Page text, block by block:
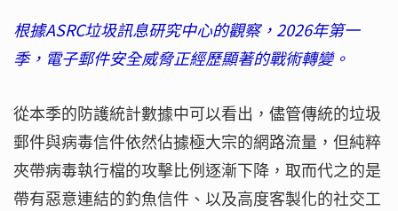
根據ASRC垃圾訊息研究中心的觀察，2026年第一
季，電子郵件安全威脅正經歷顯著的戰術轉變。
從本季的防護統計數據中可以看出，儘管傳統的垃圾
郵件與病毒信件依然佔據極大宗的網路流量，但純粹
夾帶病毒執行檔的攻擊比例逐漸下降，取而代之的是
帶有惡意連結的釣魚信件、以及高度客製化的社交工